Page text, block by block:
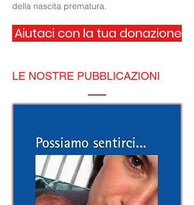
della nascita prematura.
Aiutaci con la tua donazione
LE NOSTRE PUBBLICAZIONI